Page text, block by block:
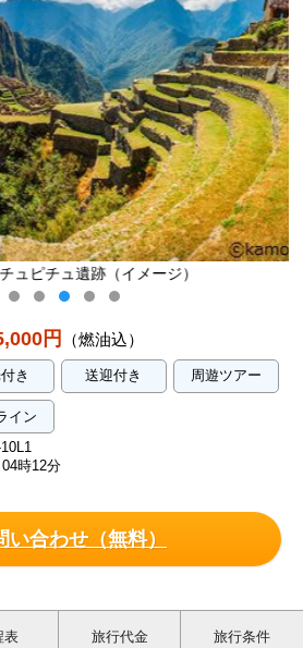
ピチュ遺跡（イメージ）
円 （燃油込）
き 送迎付き 周遊ツアー
イン
時12分
い合わせ（無料）
表 旅行代金 旅行条件